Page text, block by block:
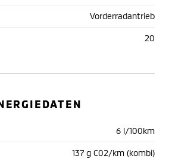
Vorderradantrieb
20
6 l/100km
137 g C02/km (kombi)